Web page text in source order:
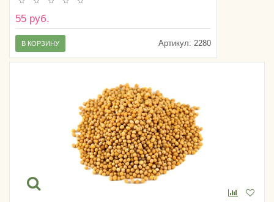
55 руб.
Артикул: 2280
В КОРЗИНУ